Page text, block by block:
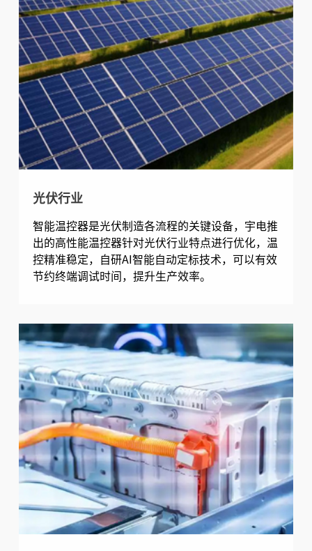
光伏行业
智能温控器是光伏制造各流程的关键设备，宇电推
出的高性能温控器针对光伏行业特点进行优化，温
控精准稳定，自研AI智能自动定标技术，可以有效
节约终端调试时间，提升生产效率。